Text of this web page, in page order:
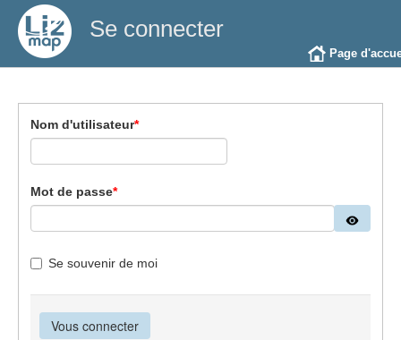
Se connecter
Page
Nom d'utilisateur*
Mot de passe*
Se souvenir de moi